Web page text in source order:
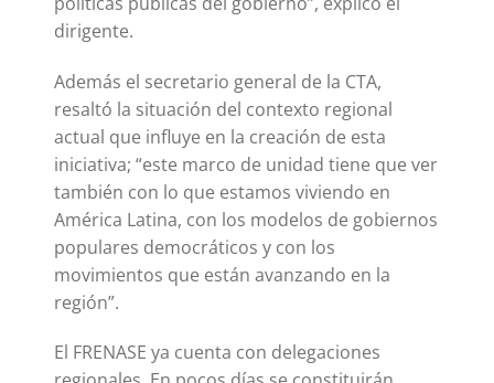
dirigente.
Además el secretario general de la CTA,
resaltó la situación del contexto regional
actual que influye en la creación de esta
iniciativa; “este marco de unidad tiene que ver
también con lo que estamos viviendo en
América Latina, con los modelos de gobiernos
populares democráticos y con los
movimientos que están avanzando en la
región”.
El FRENASE ya cuenta con delegaciones